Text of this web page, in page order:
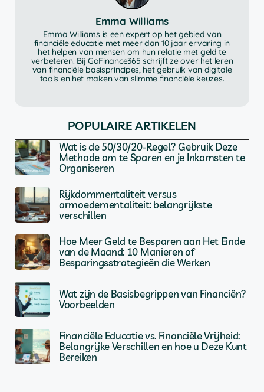
Emma Williams
Emma Williams is een expert op het gebied van
financiële educatie met meer dan 10 jaar ervaring in
het helpen van mensen om hun relatie met geld te
verbeteren. Bij GoFinance365 schrijft ze over het leren
van financiële basisprincipes, het gebruik van digitale
tools en het maken van slimme financiële keuzes.
POPULAIRE ARTIKELEN
Wat is de 50/30/20-Regel? Gebruik Deze
Methode om te Sparen en je Inkomsten te
Organiseren
Rijkdommentaliteit versus
armoedementaliteit: belangrijkste
verschillen
Hoe Meer Geld te Besparen aan Het Einde
van de Maand: 10 Manieren of
Besparingsstrategieën die Werken
Wat zijn de Basisbegrippen van Financiën?
Voorbeelden
Financiële Educatie vs. Financiële Vrijheid:
Belangrijke Verschillen en hoe u Deze Kunt
Bereiken